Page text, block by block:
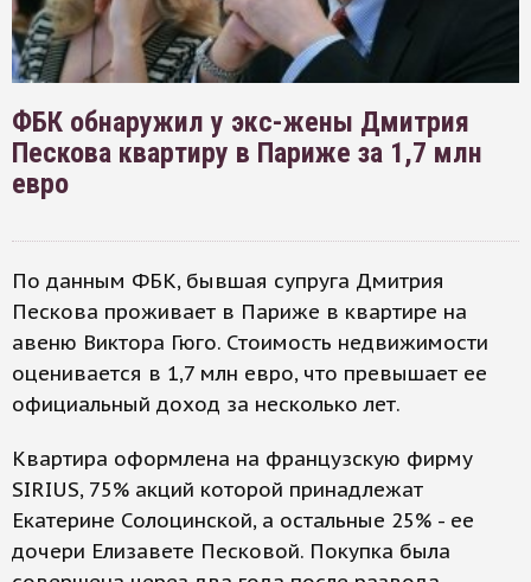
ФБК обнаружил у экс-жены Дмитрия
Пескова квартиру в Париже за 1,7 млн
евро
По данным ФБК, бывшая супруга Дмитрия
Пескова проживает в Париже в квартире на
авеню Виктора Гюго. Стоимость недвижимости
оценивается в 1,7 млн евро, что превышает ее
официальный доход за несколько лет.
Квартира оформлена на французскую фирму
SIRIUS, 75% акций которой принадлежат
Екатерине Солоцинской, а остальные 25% - ее
дочери Елизавете Песковой. Покупка была